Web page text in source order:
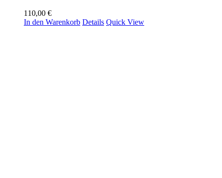
110,00 €
In den Warenkorb Details Quick View